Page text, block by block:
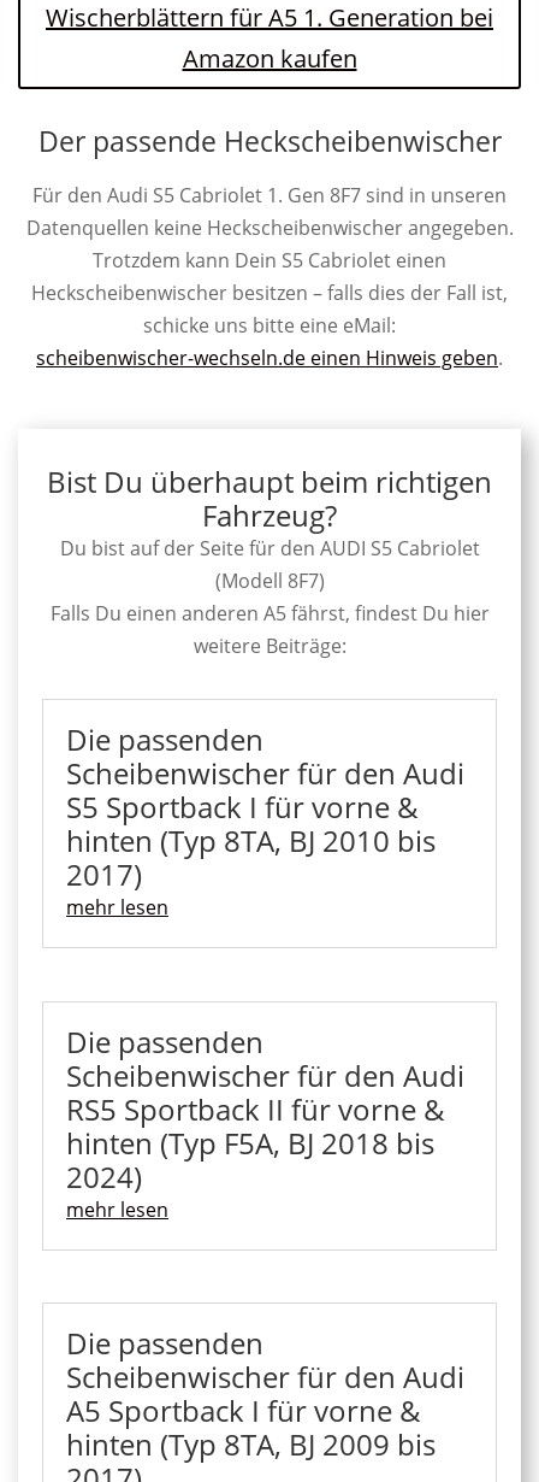
Wischerblättern für A5 1. Generation bei
Amazon kaufen
Der passende Heckscheibenwischer
Für den Audi S5 Cabriolet 1. Gen 8F7 sind in unseren
Datenquellen keine Heckscheibenwischer angegeben.
Trotzdem kann Dein S5 Cabriolet einen
Heckscheibenwischer besitzen – falls dies der Fall ist,
schicke uns bitte eine eMail:
scheibenwischer-wechseln.de einen Hinweis geben.
Bist Du überhaupt beim richtigen
Fahrzeug?
Du bist auf der Seite für den AUDI S5 Cabriolet
(Modell 8F7)
Falls Du einen anderen A5 fährst, findest Du hier
weitere Beiträge:
Die passenden
Scheibenwischer für den Audi
S5 Sportback I für vorne &
hinten (Typ 8TA, BJ 2010 bis
2017)
mehr lesen
Die passenden
Scheibenwischer für den Audi
RS5 Sportback II für vorne &
hinten (Typ F5A, BJ 2018 bis
2024)
mehr lesen
Die passenden
Scheibenwischer für den Audi
A5 Sportback I für vorne &
hinten (Typ 8TA, BJ 2009 bis